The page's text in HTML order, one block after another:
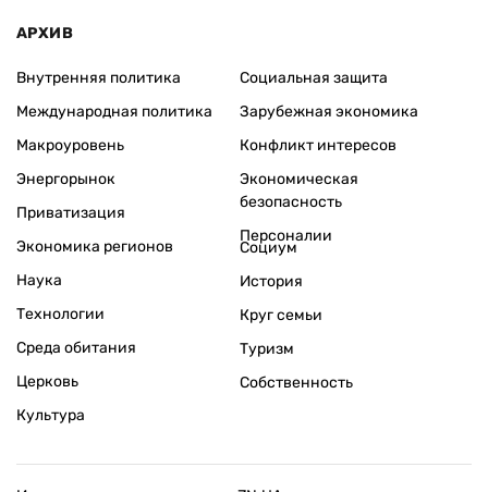
АРХИВ
Внутренняя политика
Международная политика
Макроуровень
Энергорынок
Приватизация
Экономика регионов
Социальная защита
Зарубежная экономика
Конфликт интересов
Экономическая
безопасность
Персоналии
Наука
Технологии
Среда обитания
Церковь
Культура
Социум
История
Круг семьи
Туризм
Собственность